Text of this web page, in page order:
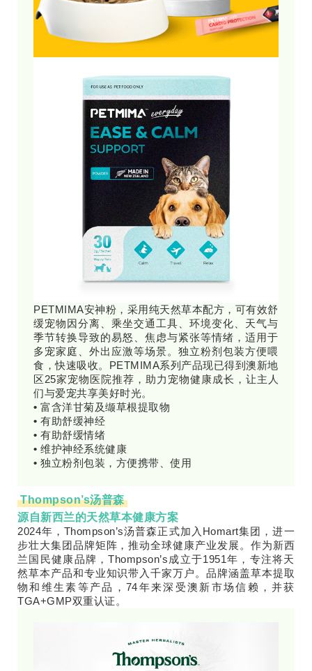
PETMIMA安神粉，采用纯天然草本配方，可有效舒
缓宠物因分离、乘坐交通工具、环境变化、天气与
季节转换导致的易怒、焦虑与紧张等情绪，适用于
多宠家庭、外出应激等场景。独立粉剂包装方便喂
食，快速吸收。PETMIMA系列产品现已得到澳新地
区25家宠物医院推荐，助力宠物健康成长，让主人
们与爱宠共享美好时光。
• 富含洋甘菊及缬草根提取物
• 有助舒缓神经
• 有助舒缓情绪
• 维护神经系统健康
• 独立粉剂包装，方便携带、使用
Thompson’s汤普森
源自新西兰的天然草本健康方案
2024年，Thompson’s汤普森正式加入Homart集团，进一
步壮大集团品牌矩阵，推动全球健康产业发展。作为新西
兰国民健康品牌，Thompson’s成立于1951年，专注将天
然草本产品和专业知识带入千家万户。品牌涵盖草本提取
物和维生素等产品，74年来深受澳新市场信赖，并获
TGA+GMP双重认证。